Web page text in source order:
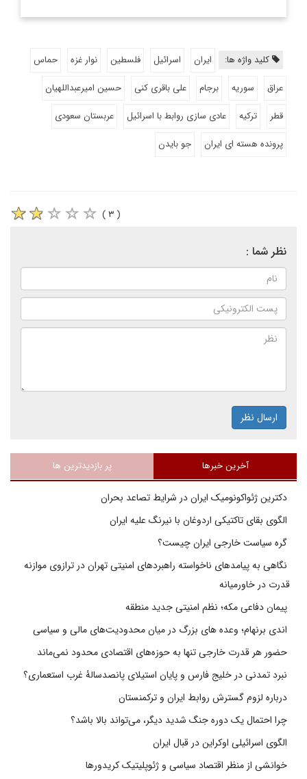
کلید واژه ها: ایران اسرائیل فلسطین نوار غزه
حماس
عراق
سوریه برجام علی باقری کنی
حسین امیرعبداللهیان
قطر
ترکیه عادی سازی روابط با اسرائیل
عربستان سعودی
پرونده هسته ای ایران
جو بایدن
( ۳ )
نظر شما :
ارسال نظر
آخرین خبرها پر بازدیدترین ها
دکترین ژئواکونومیک ایران در شرایط تصاعد بحران
الگوی بقای تاکتیکی اردوغان با نیرنگ علیه ایران
گره سیاست خارجی ایران چیست؟
نگاهی به پیامدهای ناخواسته راهبردهای امنیتی تهران در ترازوی موازنه
قدرت در خاورمیانه
پیمان دفاعی مکه؛ نظم امنیتی جدید منطقه
اندی برنهام؛ وعده های بزرگ در میان محدودیت‌های مالی و سیاسی
حضور هر قدرت خارجی تنها به حوزه‌های اقتصادی محدود نمی‌ماند
نبرد تمدنی در خلیج فارس و پایان استیلای پانصدسالۀ غرب استعماری؟
درباره لزوم گسترش روابط ایران و ترکمنستان
چرا احتمال یک دوره جنگ شدید دیگر، می‌تواند بالا باشد؟
الگوی اسرائیلی اوکراین در قبال ایران
خوانشی از منظر اقتصاد سیاسی و ژئوپلیتیک کریدورها